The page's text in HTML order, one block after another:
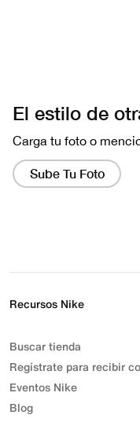
Recursos Nike
Buscar tienda
Regístrate para recibir
Eventos Nike
Blog